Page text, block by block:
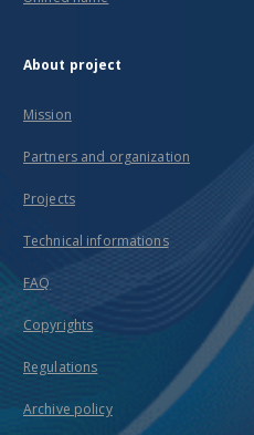
About project
Mission
Partners and organization
Projects
Technical informations
FAQ
Copyrights
Regulations
Archive policy